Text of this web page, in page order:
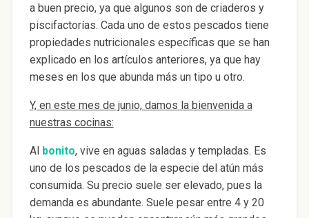
a buen precio, ya que algunos son de criaderos y
piscifactorías. Cada uno de estos pescados tiene
propiedades nutricionales específicas que se han
explicado en los artículos anteriores, ya que hay
meses en los que abunda más un tipo u otro.
Y, en este mes de junio, damos la bienvenida a
nuestras cocinas:
Al bonito, vive en aguas saladas y templadas. Es
uno de los pescados de la especie del atún más
consumida. Su precio suele ser elevado, pues la
demanda es abundante. Suele pesar entre 4 y 20